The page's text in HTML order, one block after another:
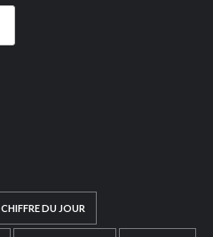
CHIFFRE DU JOUR